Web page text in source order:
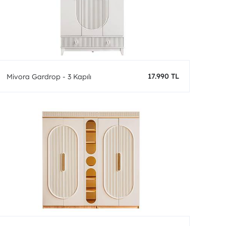
Mivora Gardrop - 3 Kapılı 17.990 TL